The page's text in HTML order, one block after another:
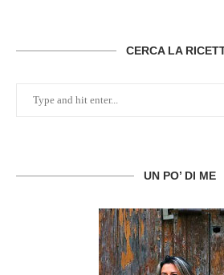
CERCA LA
UN PO’ DI ME